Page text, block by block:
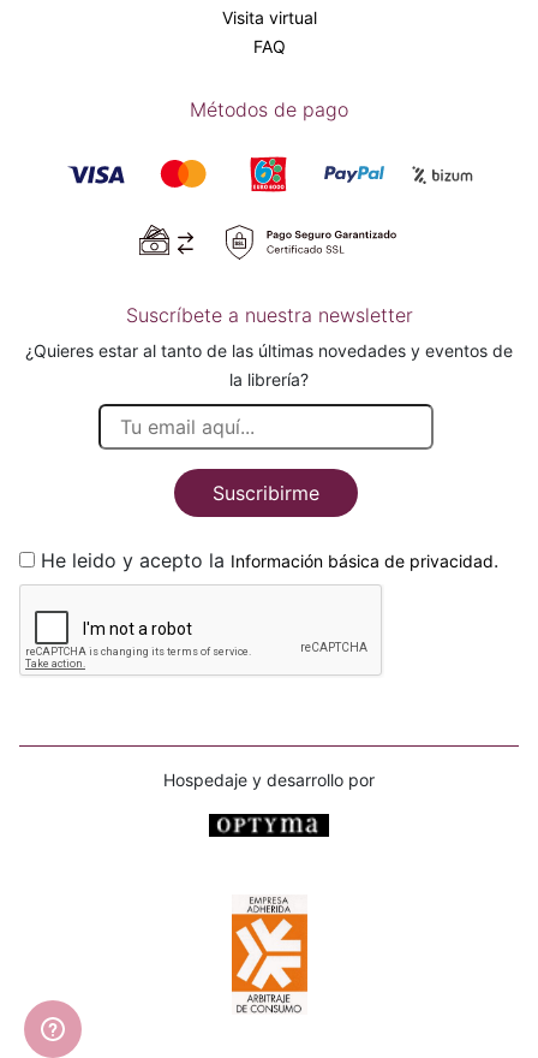
Visita virtual
FAQ
Métodos de pago
Suscríbete a nuestra newsletter
¿Quieres estar al tanto de las últimas novedades y eventos de
la librería?
Suscribirme
He leido y acepto la Información básica de privacidad.
Hospedaje y desarrollo por